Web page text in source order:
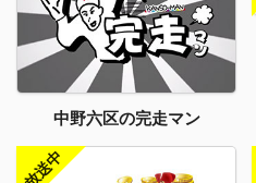
中野六区の完走マン